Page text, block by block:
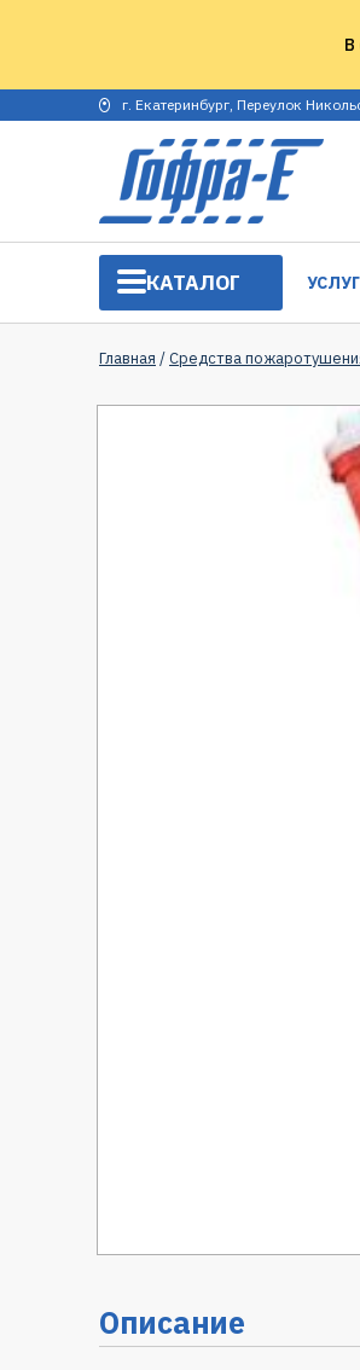
В
г. Екатеринбург, Переулок
КАТАЛОГ
Главная /Средства
Описание